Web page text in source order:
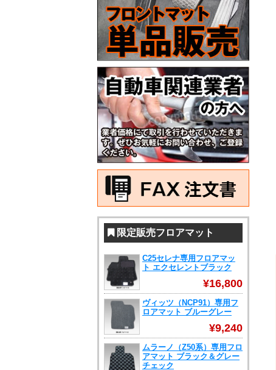
限定販売フロアマット
C25セレナ専用フロアマッ
ト エクセレントブラック
¥16,800
ヴィッツ（NCP91）専用フ
ロアマット ブルーグレー
¥9,240
ムラーノ（Z50系）専用フロ
アマット ブラック＆グレー
チェック